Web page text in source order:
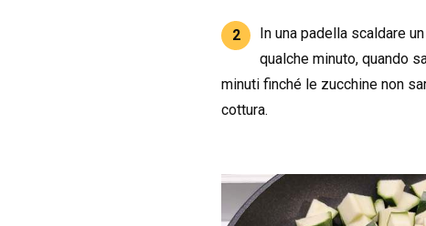
2
In una padella scaldare
qualche minuto, quando
minuti finché le zucchine non
cottura.